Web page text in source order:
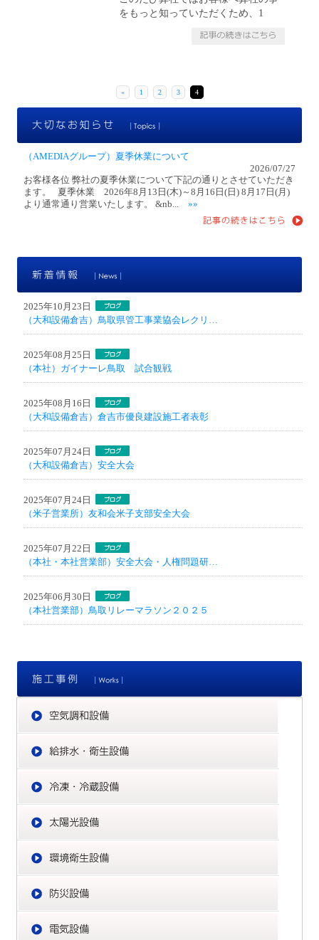
をもっと知っていただくため、1
« 1 2 3 4
（AMEDIAグループ）夏季休業について
2026/07/27
お客様各位 弊社の夏季休業について下記の通りとさせていただき
ます。 夏季休業 2026年8月13日(木)～8月16日(日) 8月17日(月)
より通常通り営業いたします。 &nb...»»
2025年10月23日
（大和設備倉吉）鳥取県管工事業協会レクリ…
2025年08月25日
（本社）ガイナーレ鳥取 試合観戦
2025年08月16日
（大和設備倉吉）倉吉市優良建設施工者表彰
2025年07月24日
（大和設備倉吉）安全大会
2025年07月24日
（米子営業所）友和会米子支部安全大会
2025年07月22日
（本社・本社営業部）安全大会・人権問題研…
2025年06月30日
（本社営業部）鳥取リレーマラソン２０２５